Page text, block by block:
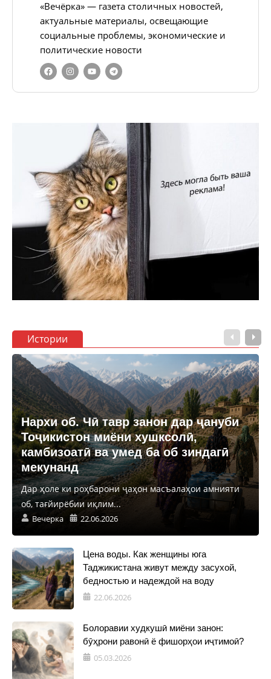
«Вечёрка» — газета столичных новостей,
актуальные материалы, освещающие
социальные проблемы, экономические и
политические новости
Истории
Нархи об. Чӣ тавр занон дар ҷануби
Тоҷикистон миёни хушксолӣ,
камбизоатӣ ва умед ба об зиндагӣ
мекунанд
Дар ҳоле ки роҳбарони ҷаҳон масъалаҳои амнияти
об, тағйирёбии иқлим...
Вечерка 22.06.2026
Цена воды. Как женщины юга
Таджикистана живут между засухой,
бедностью и надеждой на воду
22.06.2026
Болоравии худкушӣ миёни занон:
бӯҳрони равонӣ ё фишорҳои иҷтимоӣ?
05.03.2026